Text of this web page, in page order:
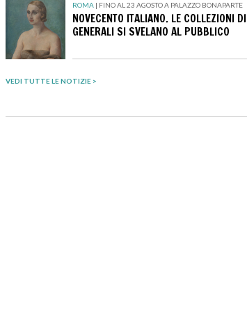
ROMA | FINO AL 23 AGOSTO A PALAZZO BONAPARTE
NOVECENTO ITALIANO. LE COLLEZIONI DI
GENERALI SI SVELANO AL PUBBLICO
VEDI TUTTE LE NOTIZIE >